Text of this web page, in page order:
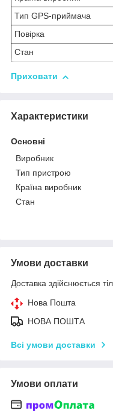
Тип GPS-приймача
Повірка
Стан
Приховати
Характеристики
Основні
Виробник
Тип пристрою
Країна виробник
Стан
Умови доставки
Доставка здійснюється
Нова Пошта
НОВА ПОШТА
Всі умови доставки
Умови оплати